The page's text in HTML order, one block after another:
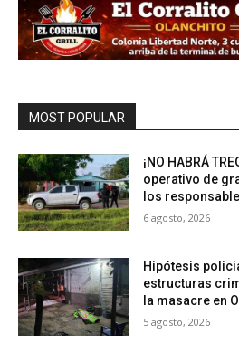
MOST POPULAR
¡NO HABRÁ
operativo de
los
6 agosto, 2026
Hipótesis
estructuras
la masacre en
5 agosto, 2026